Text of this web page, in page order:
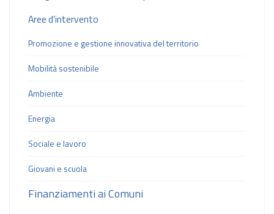
Aree d'intervento
Promozione e gestione innovativa del territorio
Mobilità sostenibile
Ambiente
Energia
Sociale e lavoro
Giovani e scuola
Finanziamenti ai Comuni